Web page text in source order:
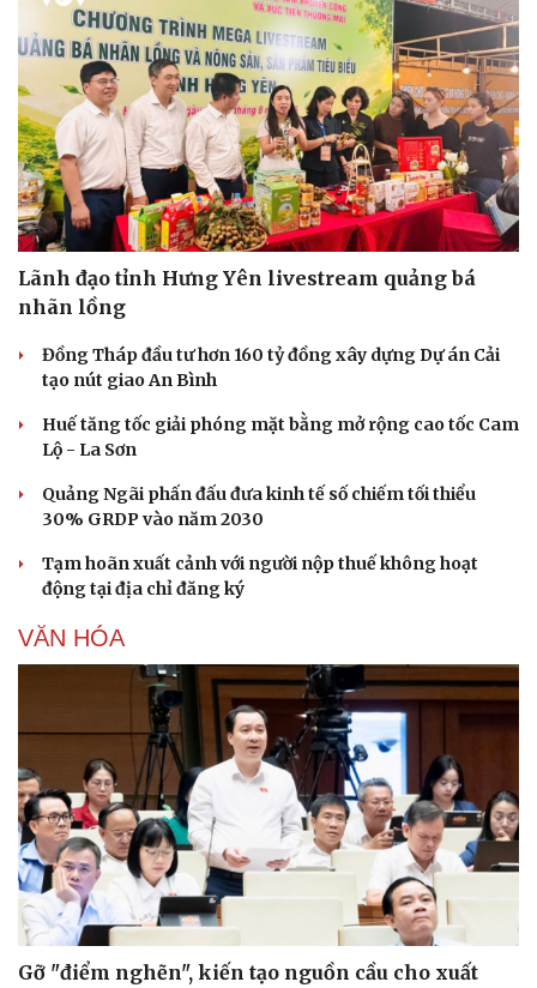
Văn hóa
Sân khấu - Điện ảnh
Văn học
Âm nhạc
Di sản
Giải trí
Thời trang
Sao Việt
Lãnh đạo tỉnh Hưng Yên livestream quảng bá
nhãn lồng
Đồng Tháp đầu tư hơn 160 tỷ đồng xây dựng Dự án Cải
tạo nút giao An Bình
Huế tăng tốc giải phóng mặt bằng mở rộng cao tốc Cam
Lộ - La Sơn
Quảng Ngãi phấn đấu đưa kinh tế số chiếm tối thiểu
30% GRDP vào năm 2030
Tạm hoãn xuất cảnh với người nộp thuế không hoạt
động tại địa chỉ đăng ký
VĂN HÓA
Gỡ "điểm nghẽn", kiến tạo nguồn cầu cho xuất